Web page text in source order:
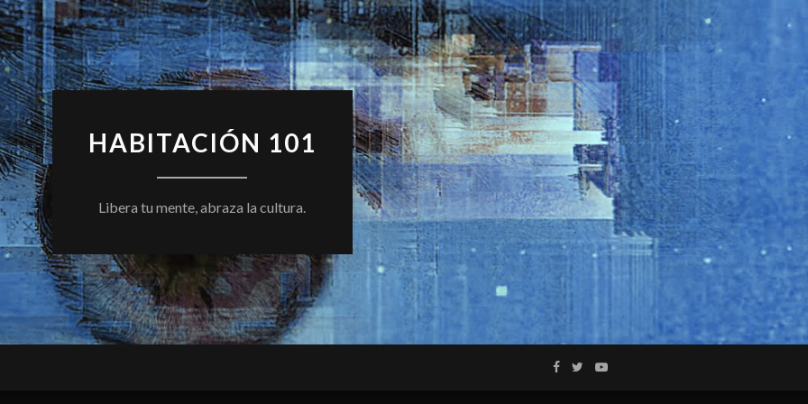
HABITACIÓN 101
Libera tu mente, abraza la cultura.